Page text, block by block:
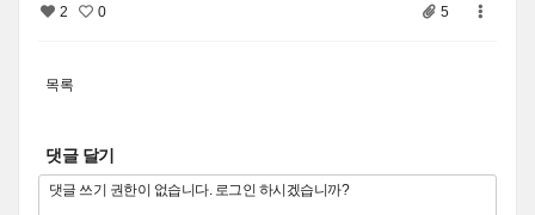
2 0 5
목록
댓글 달기